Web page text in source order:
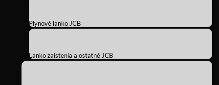
Plynové lanko JCB
Lanko zaistenia a ostatné JCB